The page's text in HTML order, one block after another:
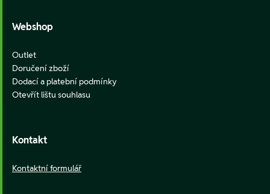
Webshop
Outlet
Doručení zboží
Dodací a platební podmínky
Otevřít lištu souhlasu
Kontakt
Kontaktní formulář